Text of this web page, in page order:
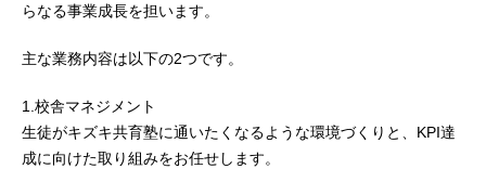
らなる事業成長を担います。
主な業務内容は以下の2つです。
1.校舎マネジメント
生徒がキズキ共育塾に通いたくなるような環境づくりと、KPI達
成に向けた取り組みをお任せします。